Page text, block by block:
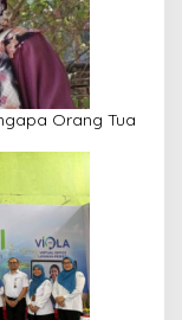
Orang Tua